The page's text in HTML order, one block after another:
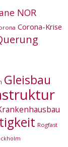
NOR
Corona-Krise
Gleisbau
Rogfast